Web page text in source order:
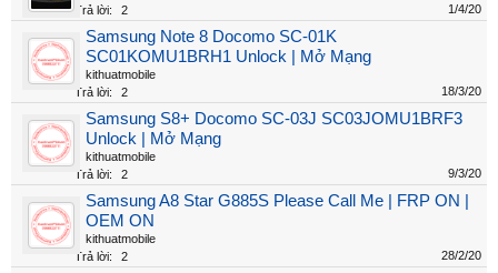
Trả lời:
2 1/4/20
Samsung Note 8 Docomo SC-01K
SC01KOMU1BRH1 Unlock | Mở Mạng
kithuatmobile
Trả lời:
2 18/3/20
Samsung S8+ Docomo SC-03J SC03JOMU1BRF3
Unlock | Mở Mạng
kithuatmobile
Trả lời:
2 9/3/20
Samsung A8 Star G885S Please Call Me | FRP ON |
OEM ON
kithuatmobile
Trả lời:
2 28/2/20